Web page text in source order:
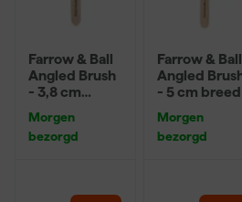
Farrow & Ball
Angled Brush
- 3,8 cm
Morgen
bezorgd
Farrow & Ball
Angled
- 5 cm breed
Morgen
bezorgd